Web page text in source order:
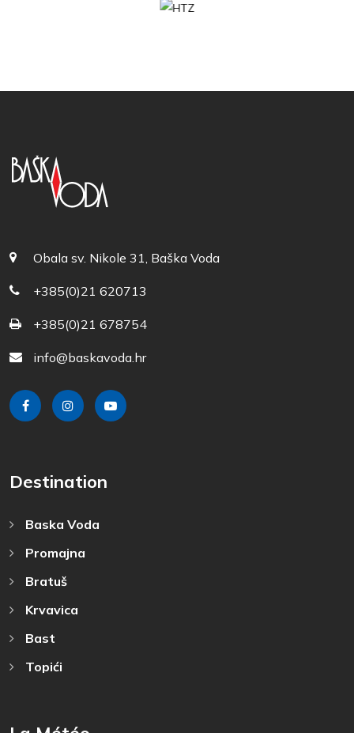
Obala sv. Nikole 31, Baška Voda
+385(0)21 620713
+385(0)21 678754
info@baskavoda.hr
Destination
Baska Voda
Promajna
Bratuš
Krvavica
Bast
Topići